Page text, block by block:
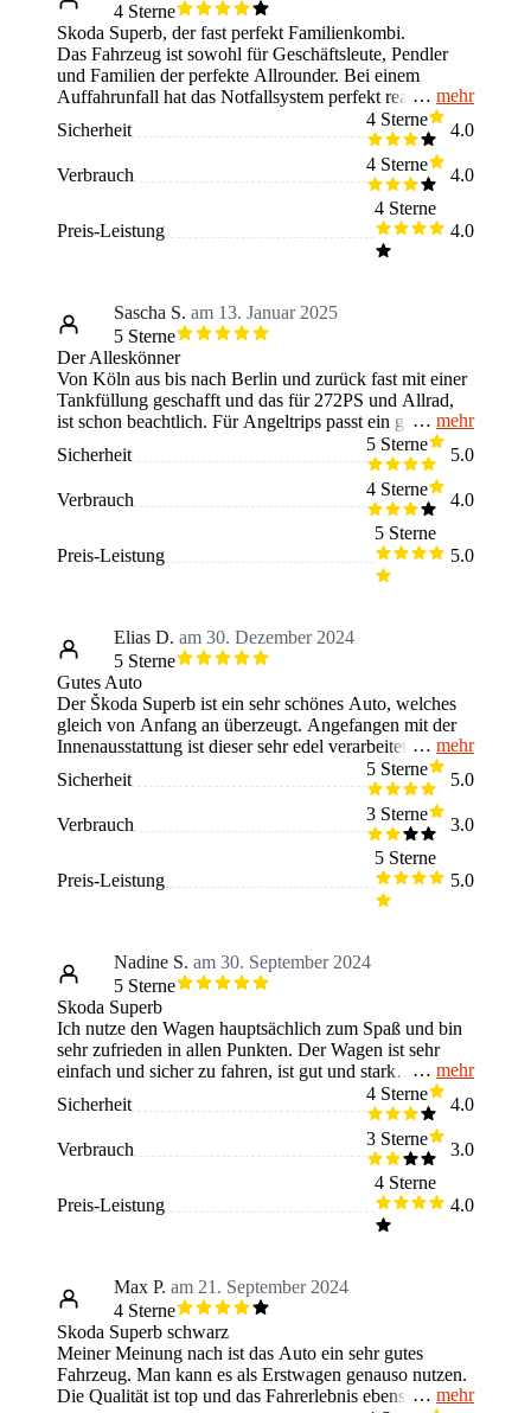
4 Sterne
Skoda Superb, der fast perfekt Familienkombi.
Das Fahrzeug ist sowohl für Geschäftsleute, Pendler
und Familien der perfekte Allrounder. Bei einem
Auffahrunfall hat das Notfallsystem perfekt reagiert und
den kranken Wagen gerufen, was bei einem schweren
Unfall einem das Leben hätte retten können. Ebenso
das Platzangebot in diesem Fahrzeug ist unfassbar. Auf
der Rückbank hat man eine sehr angeben Beinfreiheit
und der Kofferraum ist sowieso Umschlagbar. Ebenso
der Verbrauch. Es ist zwar der kleinste Motor, den wir
fahren, jedoch mit seinen 150PS kann man locker bei
wenig Geld.
mehr
Sicherheit
4 Sterne
4.0
Verbrauch
4 Sterne
4.0
Preis-Leistung
4 Sterne
4.0
Sascha S. am 13. Januar 2025
5 Sterne
Der Alleskönner
Von Köln aus bis nach Berlin und zurück fast mit einer
Tankfüllung geschafft und das für 272PS und Allrad,
ist schon beachtlich. Für Angeltrips passt ein ganzes
Schlauchboot mit Angeln in den Kofferraum, wodurch
man ganz entspannt mit 4 Freunden ein Wochenende
wegfahren kann. Das Auto hat alles, was man braucht,
ich würde es immer wurde kaufen.
mehr
Sicherheit
5 Sterne
5.0
Verbrauch
4 Sterne
4.0
Preis-Leistung
5 Sterne
5.0
Elias D. am 30. Dezember 2024
5 Sterne
Gutes Auto
Der Škoda Superb ist ein sehr schönes Auto, welches
gleich von Anfang an überzeugt. Angefangen mit der
Innenausstattung ist dieser sehr edel verarbeitet worden.
Die Sitze bestehen aus hochwertigem Leder. Das Auto
besitzt außerdem ein sehr großes Display und alle
Fahrassistenzsysteme wie Spurhalte-Überhol- und
Geschwindigkeitsassistent sind vorhanden. Der Motor
ist sehr stark und ist auch für anspruchsvolle Strecken
geeignet. Bezüglich der Sitzfreiheit ist das Auto sehr
groß, sodass auch größere Person Platz finden. Zuletzt
Gründen, kann ich das Auto weiterempfehlen!
mehr
Sicherheit
5 Sterne
5.0
Verbrauch
3 Sterne
3.0
Preis-Leistung
5 Sterne
5.0
Nadine S. am 30. September 2024
5 Sterne
Skoda Superb
Ich nutze den Wagen hauptsächlich zum Spaß und bin
sehr zufrieden in allen Punkten. Der Wagen ist sehr
einfach und sicher zu fahren, ist gut und stark
motorisiert und mir gefällt die etwas sportliche Optik
sehr gut. Außerdem sind die Nebenkosten, sowie der
Verbrauch nicht allzu hoch und ich bin froh, dass ich
am Wochenende mal abschalten und die
Geschwindigkeit genießen kann. Ich gebe abschließend
eine Empfehlung.
mehr
Sicherheit
4 Sterne
4.0
Verbrauch
3 Sterne
3.0
Preis-Leistung
4 Sterne
4.0
Max P. am 21. September 2024
4 Sterne
Skoda Superb schwarz
Meiner Meinung nach ist das Auto ein sehr gutes
Fahrzeug. Man kann es als Erstwagen genauso nutzen.
Die Qualität ist top und das Fahrerlebnis ebenso. Esmehr